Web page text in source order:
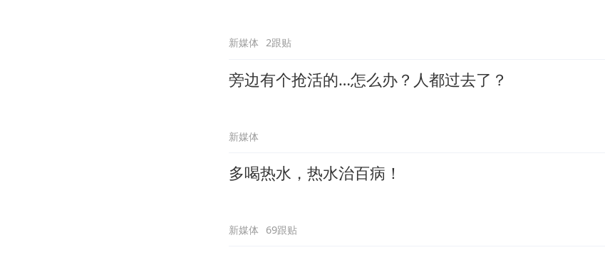
新媒体 2跟贴
旁边有个抢活的…怎么办？人都过去了？
新媒体
多喝热水，热水治百病！
新媒体 69跟贴